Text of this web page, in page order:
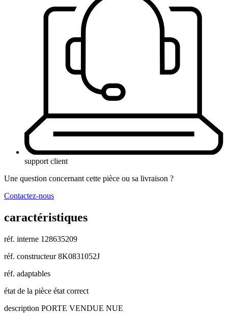
support client
Une question concernant cette pièce ou sa livraison ?
Contactez-nous
caractéristiques
réf. interne 128635209
réf. constructeur 8K0831052J
réf. adaptables
état de la pièce état correct
description PORTE VENDUE NUE